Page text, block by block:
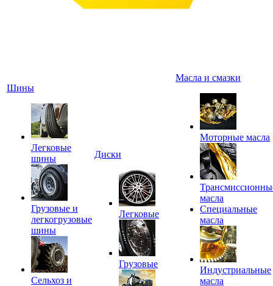
Шины
Легковые
шины
Грузовые и
легкогрузовые
шины
Сельхоз и
Диски
Легковые
Грузовые
Масла и смазки
Моторные масла
масла
Специальные
масла
Индустриальные
масла